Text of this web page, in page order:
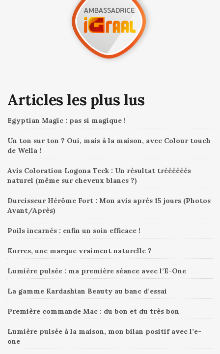
Articles les plus lus
Egyptian Magic : pas si magique !
Un ton sur ton ? Oui, mais à la maison, avec Colour touch
de Wella !
Avis Coloration Logona Teck : Un résultat trèèèèèès
naturel (même sur cheveux blancs ?)
Durcisseur Hérôme Fort : Mon avis après 15 jours (Photos
Avant/Après)
Poils incarnés : enfin un soin efficace !
Korres, une marque vraiment naturelle ?
Lumière pulsée : ma première séance avec l’E-One
La gamme Kardashian Beauty au banc d’essai
Première commande Mac : du bon et du très bon
Lumière pulsée à la maison, mon bilan positif avec l’e-
one